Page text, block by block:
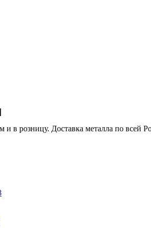
и в розницу. Доставка металла по всей